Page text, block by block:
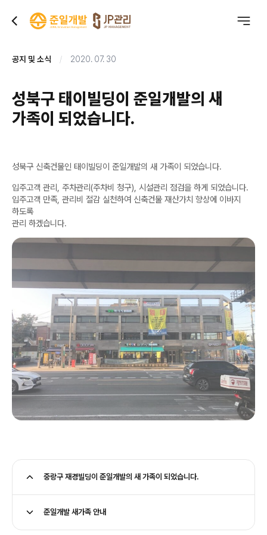
공지 및 소식 2020. 07. 30
성북구 태이빌딩이 준일개발의 새
가족이 되었습니다.
성북구 신축건물인 태이빌딩이 준일개발의 새 가족이 되었습니다.
입주고객 관리, 주차관리(주차비 청구), 시설관리 점검을 하게 되었습니다.
입주고객 만족, 관리비 절감 실천하여 신축건물 재산가치 향상에 이바지
하도록
관리 하겠습니다.
중랑구 재경빌딩이 준일개발의 새 가족이 되었습니다.
준일개발 새가족 안내